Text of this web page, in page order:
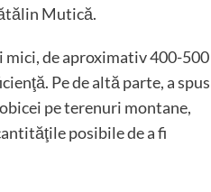
Mutică.
mici, de aproximativ 400-500
Pe de altă parte, a spus
pe terenuri montane,
posibile de a fi